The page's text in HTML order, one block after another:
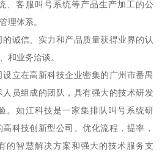
、客服叫号系统等产品生产加工的公
理体系。
诚信、实力和产品质量获得业界的认
和业务洽谈。
立在高新科技企业密集的广州市番禺
员组成的团队，具有强大的技术研发
。如江科技是一家集排队叫号系统研
科技创新型公司。优化流程，提率，
的智慧解决方案和强大的技术服务支